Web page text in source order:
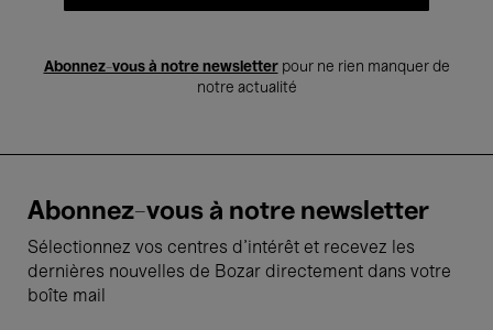
Abonnez-vous à notre newsletterpour ne rien manquer de
notre actualité
Abonnez-vous à notre newsletter
Sélectionnez vos centres d'intérêt et recevez les
dernières nouvelles de Bozar directement dans votre
boîte mail